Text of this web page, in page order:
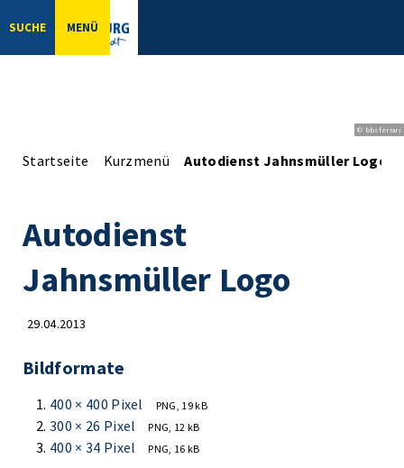
SUCHE MENÜ
© bbsferrari
Startseite Kurzmenü Autodienst Jahnsmüller Logo
Autodienst
Jahnsmüller Logo
29.04.2013
Bildformate
400 × 400 Pixel PNG, 19 kB
300 × 26 Pixel PNG, 12 kB
400 × 34 Pixel PNG, 16 kB